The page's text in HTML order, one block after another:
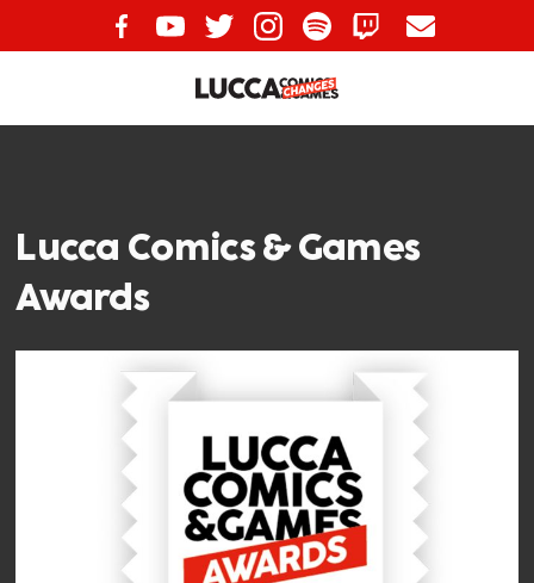
Lucca Comics & Games
Awards